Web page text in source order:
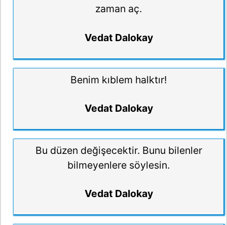
zaman aç.
Vedat Dalokay
Benim kıblem halktır!
Vedat Dalokay
Bu düzen değişecektir. Bunu bilenler
bilmeyenlere söylesin.
Vedat Dalokay